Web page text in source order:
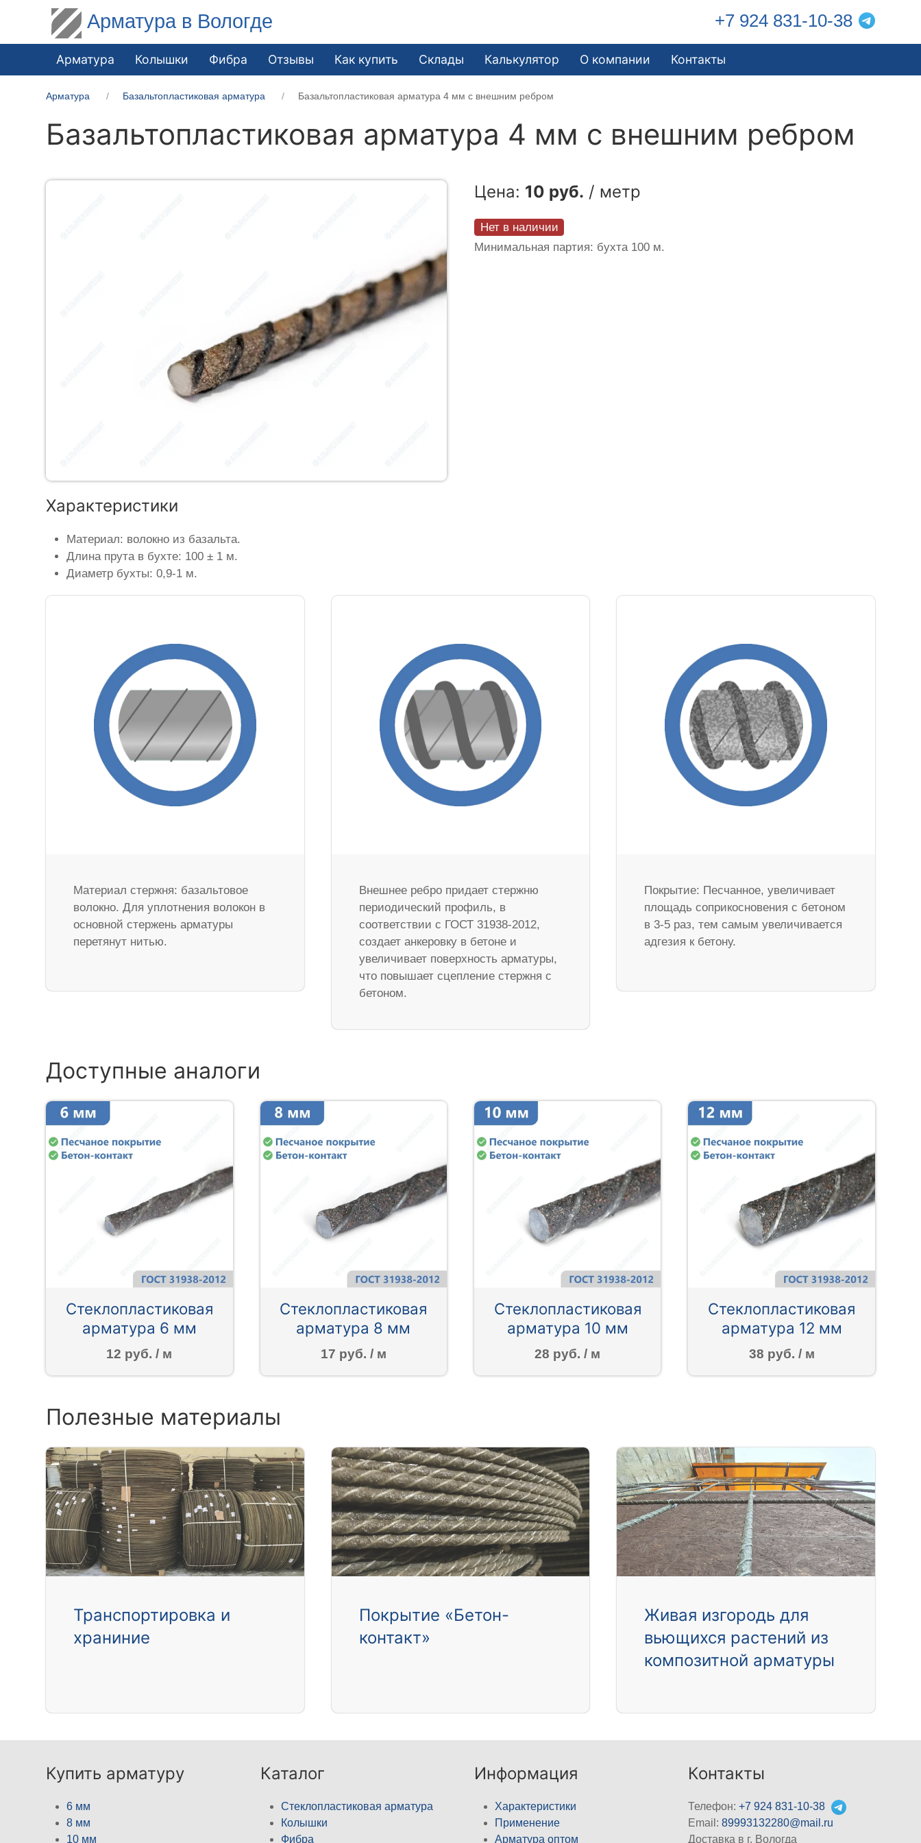
Арматура в Вологде +7 924 831-10-38
Арматура Колышки Фибра Отзывы Как купить Склады Калькулятор О компании Контакты
Арматура Базальтопластиковая арматура Базальтопластиковая арматура 4 мм с внешним ребром
Базальтопластиковая арматура 4 мм с внешним ребром
Цена: 10 руб. / метр
Нет в наличии
Минимальная партия: бухта 100 м.
Характеристики
Материал: волокно из базальта.
Длина прута в бухте: 100 ± 1 м.
Диаметр бухты: 0,9-1 м.
Материал стержня: базальтовое
волокно. Для уплотнения волокон в
основной стержень арматуры
перетянут нитью.
Внешнее ребро придает стержню
периодический профиль, в
соответствии с ГОСТ 31938-2012,
создает анкеровку в бетоне и
увеличивает поверхность арматуры,
что повышает сцепление стержня с
бетоном.
Покрытие: Песчанное, увеличивает
площадь соприкосновения с бетоном
в 3-5 раз, тем самым увеличивается
адгезия к бетону.
Доступные аналоги
Стеклопластиковая
арматура 6 мм
12 руб. / м
Стеклопластиковая
арматура 8 мм
17 руб. / м
Стеклопластиковая
арматура 10 мм
28 руб. / м
Стеклопластиковая
арматура 12 мм
38 руб. / м
Полезные материалы
Транспортировка и
храниние
Покрытие «Бетон-
контакт»
Живая изгородь для
вьющихся растений из
композитной арматуры
Купить арматуру
6 мм
8 мм
10 мм
Каталог
Стеклопластиковая арматура
Колышки
Фибра
Информация
Характеристики
Применение
Арматура оптом
Контакты
Телефон:+7 924 831-10-38
Email:89993132280@mail.ru
Доставка в г. Вологда